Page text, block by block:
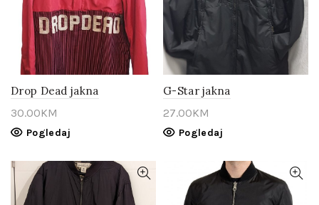
Drop Dead jakna
30.00KM
Pogledaj
G-Star jakna
27.00KM
Pogledaj